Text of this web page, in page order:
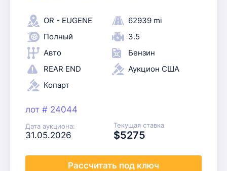
OR - EUGENE
62939 mi
Полный
3.5
Авто
Бензин
REAR END
Аукцион США
Копарт
лот # 24044
Дата аукциона:
31.05.2026
Текущая ставка
$5275
Рассчитать под ключ